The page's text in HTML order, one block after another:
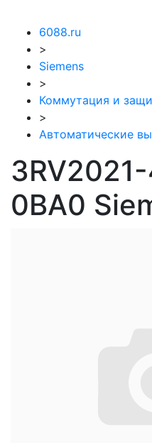
6088.ru
>
Siemens
>
Коммутация и
>
Автоматические
0BA0